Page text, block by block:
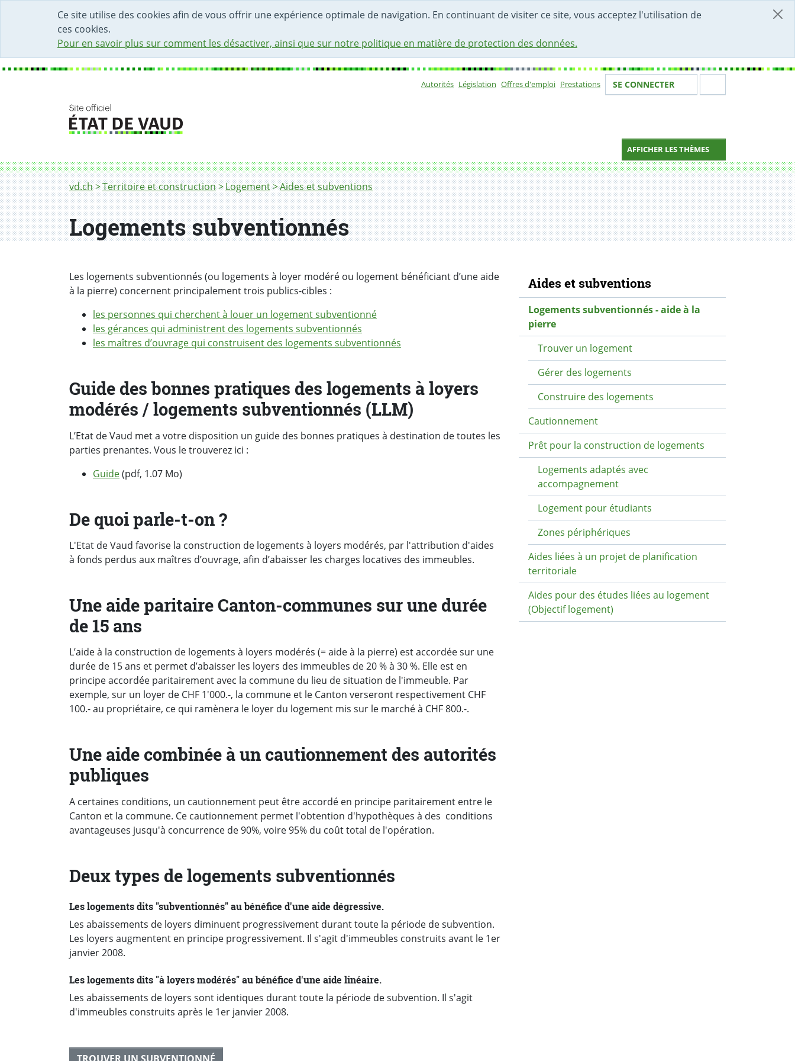
Ce site utilise des cookies afin de vous offrir une expérience optimale de navigation. En continuant de visiter ce site, vous acceptez l'utilisation de
ces cookies.
Pour en savoir plus sur comment les désactiver, ainsi que sur notre politique en matière de protection des données.
DÉBUT DU CONTENU DE LA PAGE
ACCÈS AU CHAMP DE RECHERCHE
PAGE D'ACCUEIL
FORMULAIRE DE CONTACT
Autorités Législation Offres d'emploi Prestations Votre identité
SE CONNECTER
AFFICHER LES THÈMES
Fil d'Ariane
vd.ch Territoire et construction Logement Aides et subventions
Logements subventionnés - aide à la pierre
Logements subventionnés
Les logements subventionnés (ou logements à loyer modéré ou logement bénéficiant d’une aide
à la pierre) concernent principalement trois publics-cibles :
les personnes qui cherchent à louer un logement subventionné
les gérances qui administrent des logements subventionnés
les maîtres d’ouvrage qui construisent des logements subventionnés
Guide des bonnes pratiques des logements à loyers
modérés / logements subventionnés (LLM)
L’Etat de Vaud met a votre disposition un guide des bonnes pratiques à destination de toutes les
parties prenantes. Vous le trouverez ici :
Guide(pdf, 1.07 Mo)
De quoi parle-t-on ?
L'Etat de Vaud favorise la construction de logements à loyers modérés, par l'attribution d'aides
à fonds perdus aux maîtres d’ouvrage, afin d’abaisser les charges locatives des immeubles.
Une aide paritaire Canton-communes sur une durée
de 15 ans
L’aide à la construction de logements à loyers modérés (= aide à la pierre) est accordée sur une
durée de 15 ans et permet d’abaisser les loyers des immeubles de 20 % à 30 %. Elle est en
principe accordée paritairement avec la commune du lieu de situation de l'immeuble. Par
exemple, sur un loyer de CHF 1'000.-, la commune et le Canton verseront respectivement CHF
100.- au propriétaire, ce qui ramènera le loyer du logement mis sur le marché à CHF 800.-.
Une aide combinée à un cautionnement des autorités
publiques
A certaines conditions, un cautionnement peut être accordé en principe paritairement entre le
Canton et la commune. Ce cautionnement permet l'obtention d'hypothèques à des conditions
avantageuses jusqu'à concurrence de 90%, voire 95% du coût total de l'opération.
Deux types de logements subventionnés
Les logements dits "subventionnés" au bénéfice d'une aide dégressive.
Les abaissements de loyers diminuent progressivement durant toute la période de subvention.
Les loyers augmentent en principe progressivement. Il s'agit d'immeubles construits avant le 1er
janvier 2008.
Les logements dits "à loyers modérés" au bénéfice d'une aide linéaire.
Les abaissements de loyers sont identiques durant toute la période de subvention. Il s'agit
d'immeubles construits après le 1er janvier 2008.
Navigation secondaire
Aides et subventions
Logements subventionnés - aide à la
pierre
Trouver un logement
Gérer des logements
Construire des logements
Cautionnement
Prêt pour la construction de logements
Logements adaptés avec
accompagnement
Logement pour étudiants
Zones périphériques
Aides liées à un projet de planification
territoriale
Aides pour des études liées au logement
(Objectif logement)